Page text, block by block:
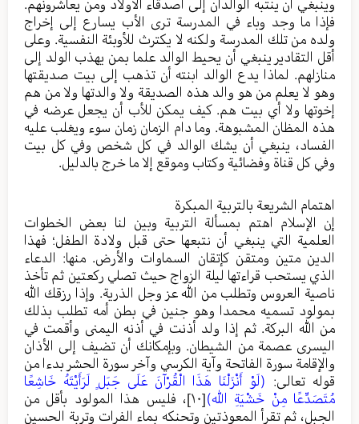
وينبغي أن ينتبه الوالدان إلى أصدقاء الأولاد ومن يعاشرونهم.
فإذا ما وجد وباء في المدرسة ترى الأب يسارع إلى إخراج
ولده من تلك المدرسة ولكنه لا يكترث للأوبئة النفسية. وعلى
أقل التقادير ينبغي أن يحيط الوالد علما بمن يهذب الولد إلى
منازلهم. لماذا يدع الوالد ابنته أن تذهب إلى بيت صديقتها
وهو لا يعلم من هو والد هذه الصديقة ولا والدتها ولا من هم
إخوتها ولا أي بيت هم. كيف يمكن للأب أن يجعل عرضه في
هذه المظان المشبوهة. وما دام الزمان زمان سوء ويغلب عليه
الفساد، ينبغي أن يشك الوالد في كل شخص وفي كل بيت
وفي كل قناة وفضائية وكتاب وموقع إلا ما خرج بالدليل.
اهتمام الشريعة بالتربية المبكرة
إن الإسلام اهتم بمسألة التربية وبين لنا بعض الخطوات
العلمية التي ينبغي أن نتبعها حتى قبل ولادة الطفل؛ فهذا
الدين متين ومتقن كإتقان السماوات والأرض. منها: الدعاء
الذي يستحب قراءتها ليلة الزواج حيث تصلي ركعتين ثم تأخذ
ناصية العروس وتطلب من الله عز وجل الذرية. وإذا رزقك الله
بمولود تسميه محمدا وهو جنين في بطن أمه تطلب بذلك
من الله البركة. ثم إذا ولد أذنت في أذنه اليمنى وأقمت في
اليسرى عصمة من الشيطان. وبإمكانك أن تضيف إلى الأذان
والإقامة سورة الفاتحة وآية الكرسي وآخر سورة الحشر بدءا من
قوله تعالى: (لَوْ أَنْزَلْنَا هَذَا الْقُرْآنَ عَلَى جَبَلٍ لَرَأَيْتَهُ خَاشِعًا
مُتَصَدِّعًا مِنْ خَشْيَةِ الله)[١٠]
، فليس هذا المولود بأقل من
الجبل، ثم تقرأ المعوذتين وتحنكه بماء الفرات وتربة الحسين